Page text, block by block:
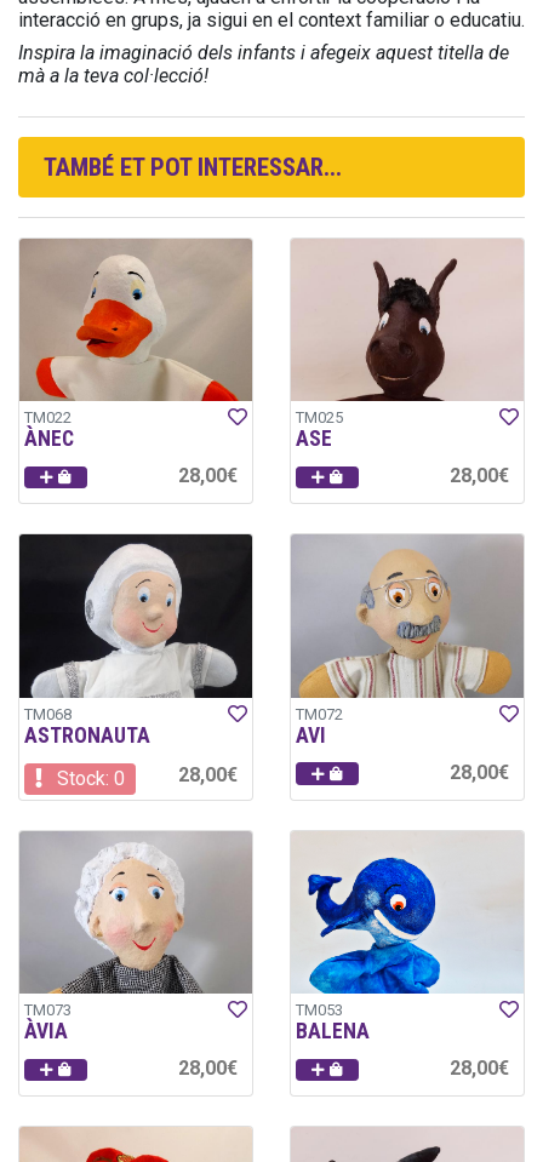
interacció en grups, ja sigui en el context familiar o educatiu.
Inspira la imaginació dels infants i afegeix aquest titella de
mà a la teva col·lecció!
TAMBÉ ET POT INTERESSAR...
TM022
ÀNEC
28,00€
TM025
ASE
28,00€
TM068
ASTRONAUTA
Stock: 0 28,00€
TM072
AVI
28,00€
TM073
ÀVIA
28,00€
TM053
BALENA
28,00€